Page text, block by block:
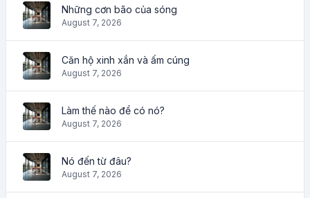
Những cơn bão của sóng
August 7, 2026
Căn hộ xinh xắn và ấm cúng
August 7, 2026
Làm thế nào để có nó?
August 7, 2026
Nó đến từ đâu?
August 7, 2026